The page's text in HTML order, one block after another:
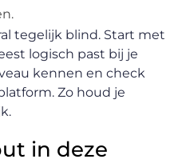
tegelijk blind. Start met
logisch past bij je
kennen en check
Zo houd je
in deze